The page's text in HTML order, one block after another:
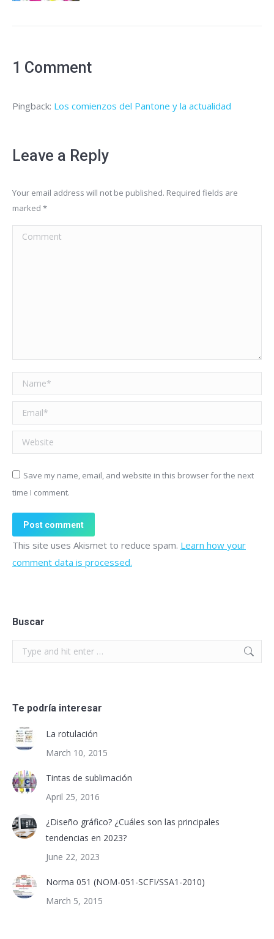
1 Comment
Pingback: Los comienzos del Pantone y la actualidad
Leave a Reply
Your email address will not be published. Required fields are
marked *
Comment
Name *
Email *
Website
Save my name, email, and website in this browser for the next
time I comment.
Post comment
This site uses Akismet to reduce spam. Learn how your
comment data is processed.
Buscar
Search:
Te podría interesar
La rotulación
March 10, 2015
Tintas de sublimación
April 25, 2016
¿Diseño gráfico? ¿Cuáles son las principales
tendencias en 2023?
June 22, 2023
Norma 051 (NOM-051-SCFI/SSA1-2010)
March 5, 2015